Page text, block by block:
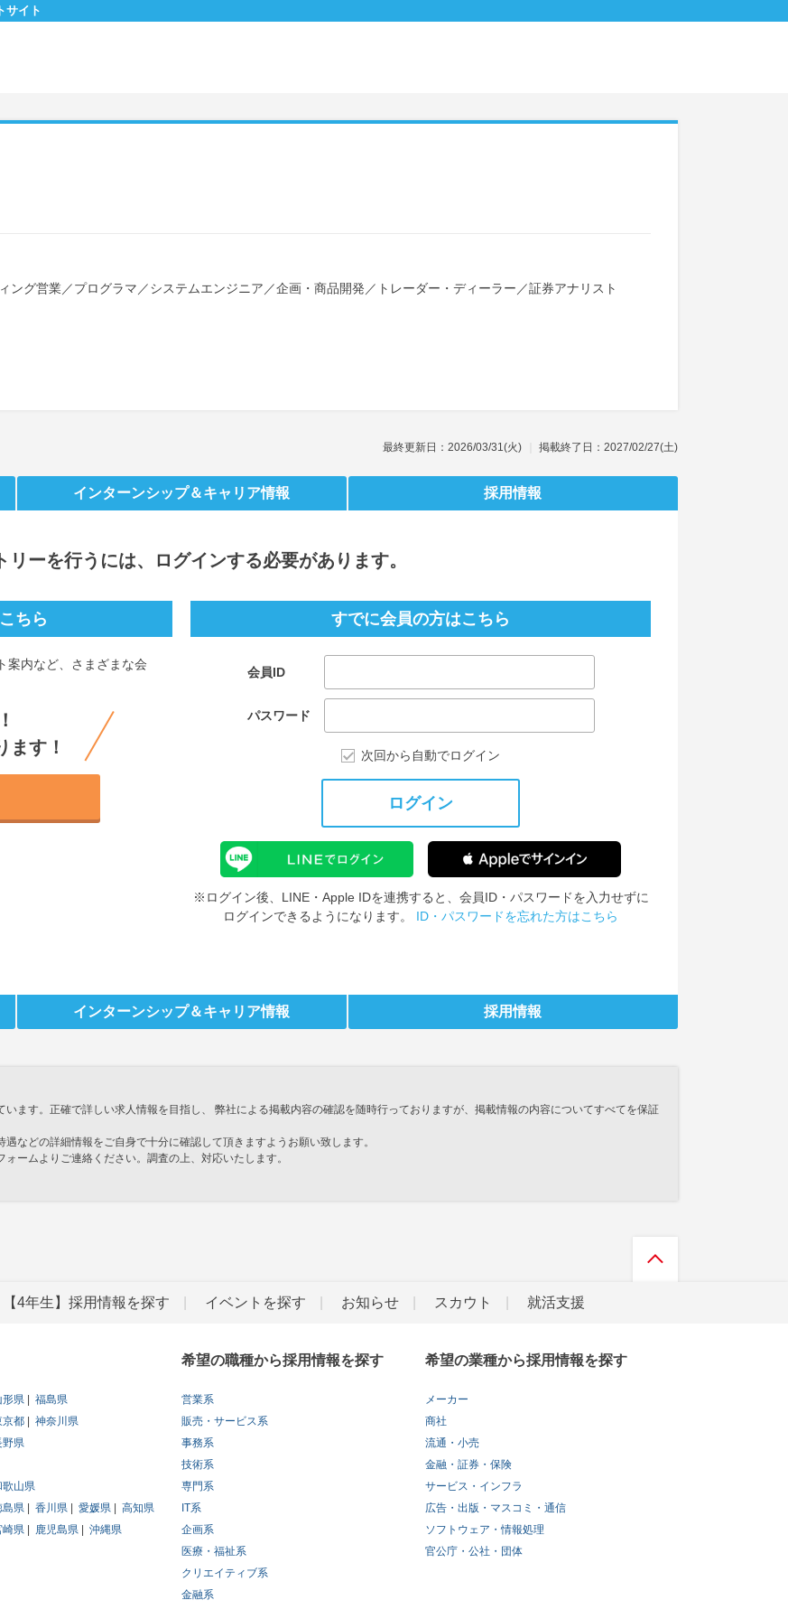
サイト
ング営業／プログラマ ／システムエンジニア ／企画・商品開発 ／ トレーダー・ディーラー ／証券アナリスト
最終更新日：2026/03/31(火) 掲載終了日：2027/02/27(土)
インターンシップ＆キャリア情報 採用情報
リーを行うには、ログインする必要があります。
すでに会員の方はこちら
会員ID
パスワード
次回から自動でログイン
ログイン
※ログイン後、LINE・Apple IDを連携すると、会員ID・パスワードを入力せずに
ログインできるようになります。 ID・パスワードを忘れた方はこちら
ちら
案内など、さまざまな会
ます！
インターンシップ＆キャリア情報 採用情報
ます。正確で詳しい求人情報を目指し、 弊社による掲載内容の確認を随時行っておりますが、掲載情報の内容についてすべてを保証
などの詳細情報をご自身で十分に確認して頂きますようお願い致します。
ームよりご連絡ください。調査の上、対応いたします。
【4年生】採用情報を探す イベントを探す お知らせ スカウト 就活支援
形県
福島県
京都
神奈川県
野県
歌山県
島県 香川県 愛媛県
高知県
崎県 鹿児島県
沖縄県
希望の職種から採用情報を探す
営業系
販売・サービス系
事務系
技術系
専門系
IT系
企画系
医療・福祉系
クリエイティブ系
金融系
希望の業種から採用情報を探す
メーカー
商社
流通・小売
金融・証券・保険
サービス・インフラ
広告・出版・マスコミ・通信
ソフトウェア・情報処理
官公庁・公社・団体